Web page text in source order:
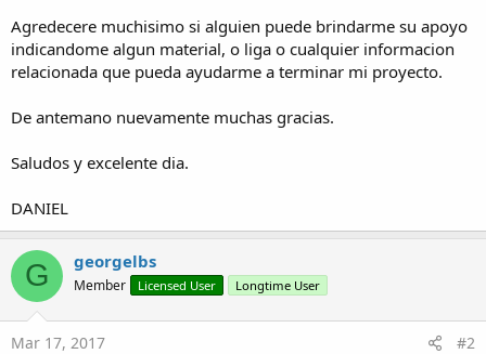
Agredecere muchisimo si alguien puede brindarme su apoyo
indicandome algun material, o liga o cualquier informacion
relacionada que pueda ayudarme a terminar mi proyecto.
De antemano nuevamente muchas gracias.
Saludos y excelente dia.
DANIEL
G georgelbs
Member Licensed User Longtime User
Mar 17, 2017 #2